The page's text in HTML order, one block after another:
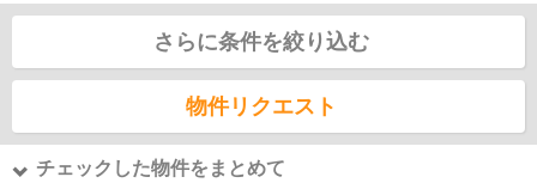
さらに条件を絞り込む
物件リクエスト
チェックした物件をまとめて